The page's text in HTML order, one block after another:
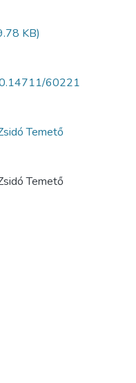
KB)
60221
Temető
Temető